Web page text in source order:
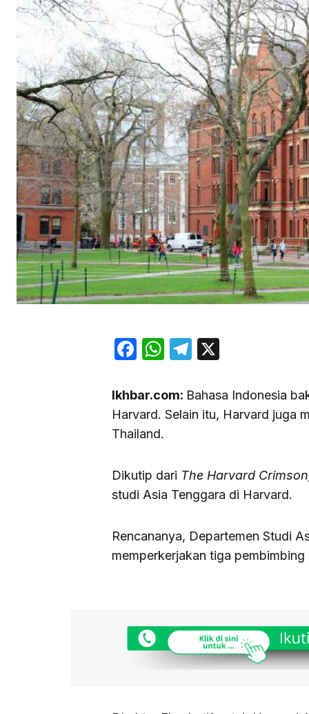
Facebook
WhatsApp
Telegram
Ikhbar.com: Bahasa Indonesia
Harvard. Selain itu, Harvard juga
Thailand.
Dikutip dari The Harvard
studi Asia Tenggara di Harvard.
Rencananya, Departemen Studi
memperkerjakan tiga